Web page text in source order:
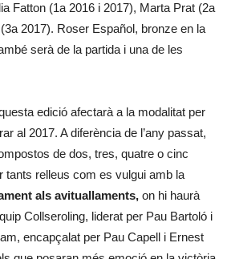
Fatton (1a 2016 i 2017), Marta Prat (2a
2017). Roser Español, bronze en la
serà de la partida i una de les
edició afectarà a la modalitat per
al 2017. A diferència de l’any passat,
de dos, tres, quatre o cinc
tants relleus com es vulgui amb la
als avituallaments, on hi haurà
Collseroling, liderat per Pau Bartoló i
encapçalat per Pau Capell i Ernest